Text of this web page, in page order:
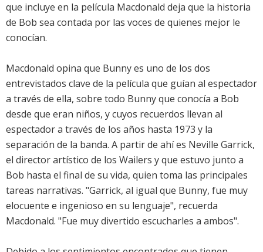
que incluye en la película Macdonald deja que la historia
de Bob sea contada por las voces de quienes mejor le
conocían.
Macdonald opina que Bunny es uno de los dos
entrevistados clave de la película que guían al espectador
a través de ella, sobre todo Bunny que conocía a Bob
desde que eran niños, y cuyos recuerdos llevan al
espectador a través de los años hasta 1973 y la
separación de la banda. A partir de ahí es Neville Garrick,
el director artístico de los Wailers y que estuvo junto a
Bob hasta el final de su vida, quien toma las principales
tareas narrativas. "Garrick, al igual que Bunny, fue muy
elocuente e ingenioso en su lenguaje", recuerda
Macdonald. "Fue muy divertido escucharles a ambos".